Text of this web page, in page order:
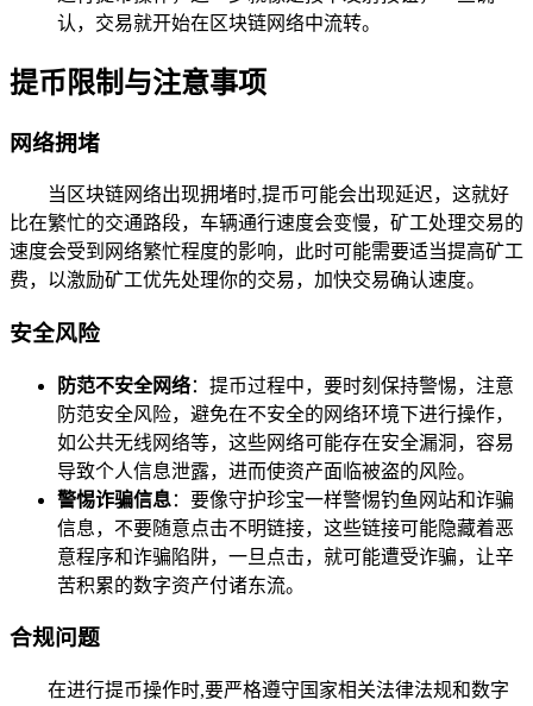
认，交易就开始在区块链网络中流转。
提币限制与注意事项
网络拥堵
当区块链网络出现拥堵时,提币可能会出现延迟，这就好
比在繁忙的交通路段，车辆通行速度会变慢，矿工处理交易的
速度会受到网络繁忙程度的影响，此时可能需要适当提高矿工
费，以激励矿工优先处理你的交易，加快交易确认速度。
安全风险
防范不安全网络：提币过程中，要时刻保持警惕，注意
防范安全风险，避免在不安全的网络环境下进行操作，
如公共无线网络等，这些网络可能存在安全漏洞，容易
导致个人信息泄露，进而使资产面临被盗的风险。
警惕诈骗信息：要像守护珍宝一样警惕钓鱼网站和诈骗
信息，不要随意点击不明链接，这些链接可能隐藏着恶
意程序和诈骗陷阱，一旦点击，就可能遭受诈骗，让辛
苦积累的数字资产付诸东流。
合规问题
在进行提币操作时,要严格遵守国家相关法律法规和数字